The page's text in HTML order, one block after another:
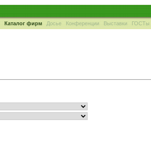
Каталог фирм Досье Конференции Выставки ГОСТы